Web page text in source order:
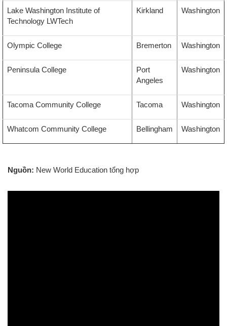
Lake Washington Institute of
Technology LWTech
Kirkland Washington
Olympic College Bremerton Washington
Peninsula College
Port
Angeles
Washington
Tacoma Community College Tacoma Washington
Whatcom Community College Bellingham Washington
Nguồn: New World Education tổng hợp